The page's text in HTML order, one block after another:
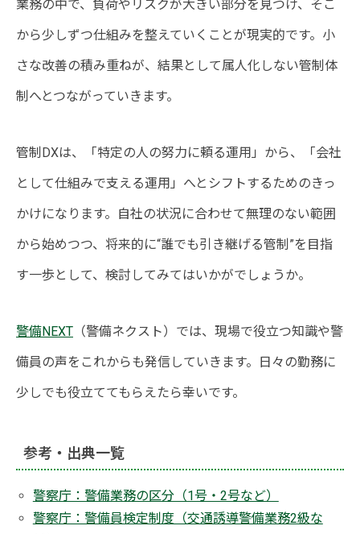
業務の中で、負荷やリスクが大きい部分を見つけ、そこ
から少しずつ仕組みを整えていくことが現実的です。小
さな改善の積み重ねが、結果として属人化しない管制体
制へとつながっていきます。
管制DXは、「特定の人の努力に頼る運用」から、「会社
として仕組みで支える運用」へとシフトするためのきっ
かけになります。自社の状況に合わせて無理のない範囲
から始めつつ、将来的に“誰でも引き継げる管制”を目指
す一歩として、検討してみてはいかがでしょうか。
警備NEXT （警備ネクスト）では、現場で役立つ知識や警
備員の声をこれからも発信していきます。日々の勤務に
少しでも役立ててもらえたら幸いです。
参考・出典一覧
警察庁：警備業務の区分（1号・2号など）
警察庁：警備員検定制度（交通誘導警備業務2級な